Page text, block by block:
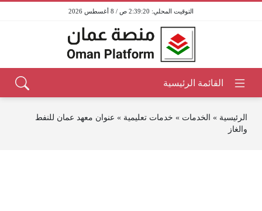
2:39:20 ص / 8 أغسطس 2026
الرئيسية » الخدمات » خدمات تعليمية » عنوان معهد عمان للنفط
والغاز